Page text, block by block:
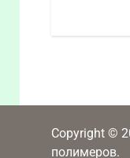
Copyright ©
полимеров.